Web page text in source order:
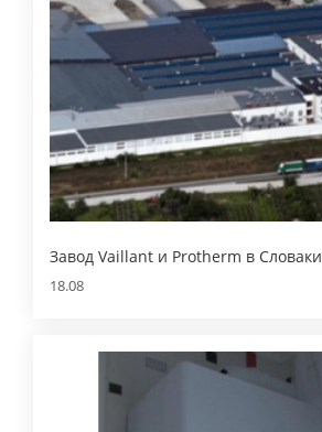
Завод Vaillant и Protherm в
18.08